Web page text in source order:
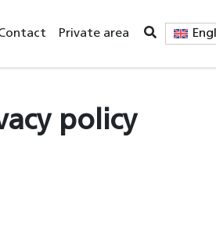
Private area
policy